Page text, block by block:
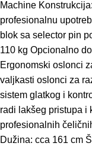
Machine
profesionalnu
blok sa selector pin
110 kg Opcionalno
Ergonomski oslonci
valjkasti oslonci za
sistem glatkog i
radi lakšeg pristupa i
profesionalnih
Dužina: cca 161 cm